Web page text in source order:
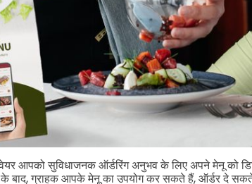
आपको सुविधाजनक ऑर्डरिंग अनुभव के लिए अपने मेनू को
ग्राहक आपके मेनू का उपयोग कर सकते हैं, ऑर्डर दे